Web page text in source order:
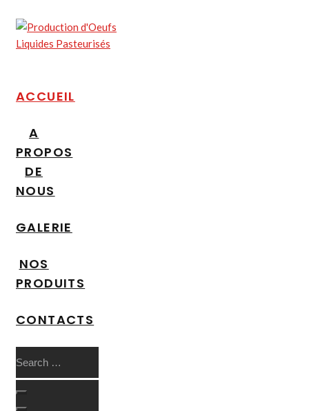
ACCUEIL
A
PROPOS
DE
NOUS
GALERIE
NOS
PRODUITS
CONTACTS